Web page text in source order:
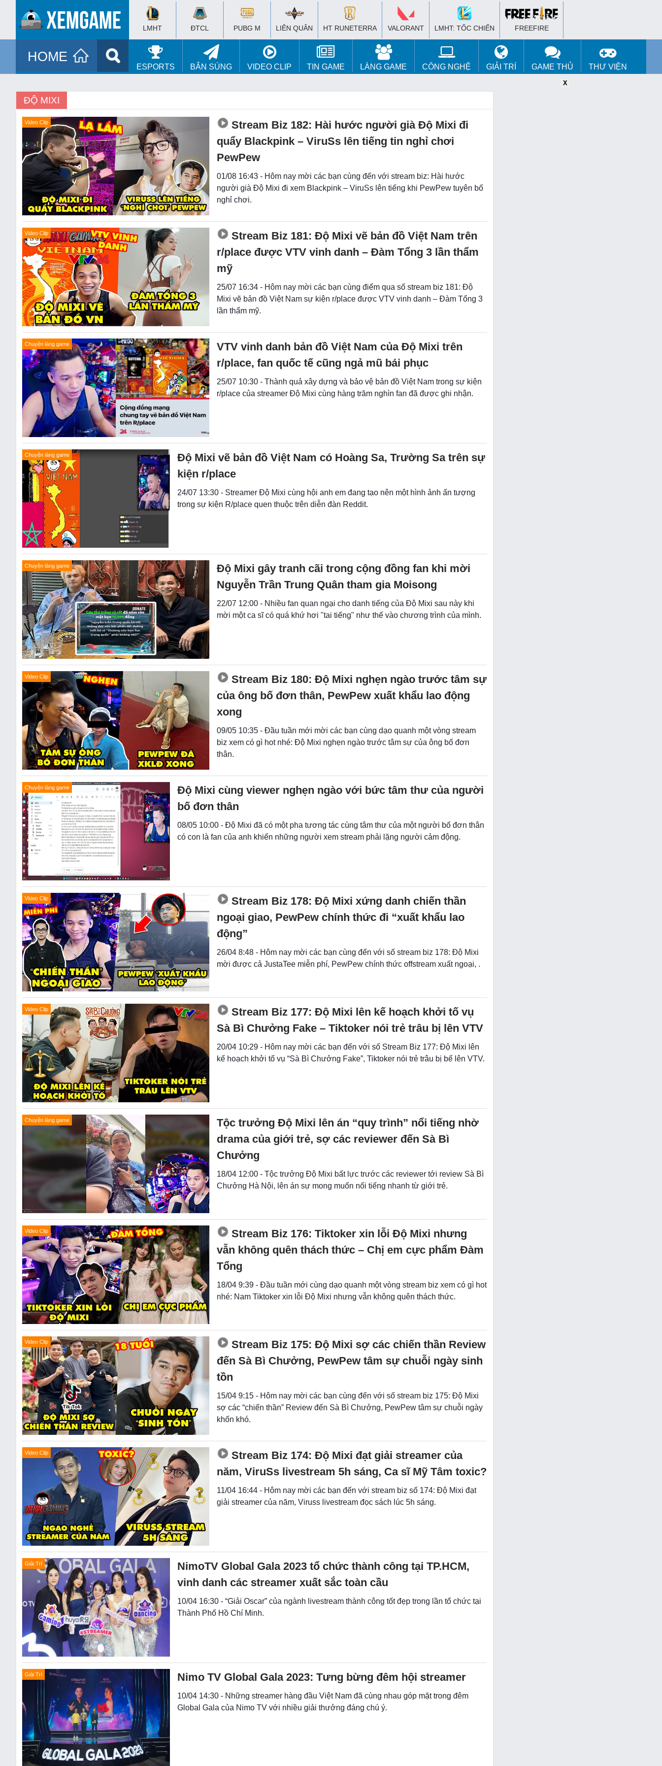
LMHT ĐTCL PUBG M LIÊN QUÂN HT RUNETERRA VALORANT LMHT: TỐC CHIẾN FREEFIRE
HOME
ESPORTS BẮN SÚNG VIDEO CLIP TIN GAME LÀNG GAME CÔNG NGHỆ GIẢI TRÍ GAME THỦ THƯ VIỆN
X
ĐỘ MIXI
Video Clip
Stream Biz 182: Hài hước người già Độ Mixi đi
quẩy Blackpink – ViruSs lên tiếng tin nghỉ chơi
PewPew
01/08 16:43 - Hôm nay mời các bạn cùng đến với stream biz: Hài hước
người già Độ Mixi đi xem Blackpink – ViruSs lên tiếng khi PewPew tuyên bố
nghỉ chơi.
Video Clip
Stream Biz 181: Độ Mixi vẽ bản đồ Việt Nam trên
r/place được VTV vinh danh – Đàm Tổng 3 lần thẩm
mỹ
25/07 16:34 - Hôm nay mời các bạn cùng điểm qua số stream biz 181: Độ
Mixi vẽ bản đồ Việt Nam sự kiện r/place được VTV vinh danh – Đàm Tổng 3
lần thẩm mỹ.
Chuyện làng game
VTV vinh danh bản đồ Việt Nam của Độ Mixi trên
r/place, fan quốc tế cũng ngả mũ bái phục
25/07 10:30 - Thành quả xây dựng và bảo vệ bản đồ Việt Nam trong sự kiện
r/place của streamer Độ Mixi cùng hàng trăm nghìn fan đã được ghi nhận.
Chuyện làng game
Độ Mixi vẽ bản đồ Việt Nam có Hoàng Sa, Trường Sa trên sự
kiện r/place
24/07 13:30 - Streamer Độ Mixi cùng hội anh em đang tạo nên một hình ảnh ấn tượng
trong sự kiện R/place quen thuộc trên diễn đàn Reddit.
Chuyện làng game
Độ Mixi gây tranh cãi trong cộng đồng fan khi mời
Nguyễn Trần Trung Quân tham gia Moisong
22/07 12:00 - Nhiều fan quan ngại cho danh tiếng của Độ Mixi sau này khi
mời một ca sĩ có quá khứ hơi "tai tiếng" như thế vào chương trình của mình.
Video Clip
Stream Biz 180: Độ Mixi nghẹn ngào trước tâm sự
của ông bố đơn thân, PewPew xuất khẩu lao động
xong
09/05 10:35 - Đầu tuần mới mời các bạn cùng dạo quanh một vòng stream
biz xem có gì hot nhé: Độ Mixi nghẹn ngào trước tâm sự của ông bố đơn
thân.
Chuyện làng game
Độ Mixi cùng viewer nghẹn ngào với bức tâm thư của người
bố đơn thân
08/05 10:00 - Độ Mixi đã có một pha tương tác cùng tâm thư của một người bố đơn thân
có con là fan của anh khiến những người xem stream phải lặng người cảm động.
Video Clip
Stream Biz 178: Độ Mixi xứng danh chiến thần
ngoại giao, PewPew chính thức đi “xuất khẩu lao
động”
26/04 8:48 - Hôm nay mời các bạn cùng đến với số stream biz 178: Độ Mixi
mời được cả JustaTee miễn phí, PewPew chính thức offstream xuất ngoại, .
Video Clip
Stream Biz 177: Độ Mixi lên kế hoạch khởi tố vụ
Sà Bì Chưởng Fake – Tiktoker nói trẻ trâu bị lên VTV
20/04 10:29 - Hôm nay mời các bạn đến với số Stream Biz 177: Độ Mixi lên
kế hoạch khởi tố vụ “Sà Bì Chưởng Fake”, Tiktoker nói trẻ trâu bị bế lên VTV.
Chuyện làng game
Tộc trưởng Độ Mixi lên án “quy trình” nổi tiếng nhờ
drama của giới trẻ, sợ các reviewer đến Sà Bì
Chưởng
18/04 12:00 - Tộc trưởng Độ Mixi bất lực trước các reviewer tới review Sà Bì
Chưởng Hà Nội, lên án sự mong muốn nối tiếng nhanh từ giới trẻ.
Video Clip
Stream Biz 176: Tiktoker xin lỗi Độ Mixi nhưng
vẫn không quên thách thức – Chị em cực phẩm Đàm
Tổng
18/04 9:39 - Đầu tuần mới cùng dạo quanh một vòng stream biz xem có gì hot
nhé: Nam Tiktoker xin lỗi Độ Mixi nhưng vẫn không quên thách thức.
Video Clip
Stream Biz 175: Độ Mixi sợ các chiến thần Review
đến Sà Bì Chưởng, PewPew tâm sự chuỗi ngày sinh
tồn
15/04 9:15 - Hôm nay mời các bạn cùng đến với số stream biz 175: Độ Mixi
sợ các “chiến thần” Review đến Sà Bì Chưởng, PewPew tâm sự chuỗi ngày
khốn khó.
Video Clip
Stream Biz 174: Độ Mixi đạt giải streamer của
năm, ViruSs livestream 5h sáng, Ca sĩ Mỹ Tâm toxic?
11/04 16:44 - Hôm nay mời các bạn đến với stream biz số 174: Độ Mixi đạt
giải streamer của năm, Viruss livestream đọc sách lúc 5h sáng.
Giải Trí
NimoTV Global Gala 2023 tổ chức thành công tại TP.HCM,
vinh danh các streamer xuất sắc toàn cầu
10/04 16:30 - “Giải Oscar” của ngành livestream thành công tốt đẹp trong lần tổ chức tại
Thành Phố Hồ Chí Minh.
Giải Trí Nimo TV Global Gala 2023: Tưng bừng đêm hội streamer
10/04 14:30 - Những streamer hàng đầu Việt Nam đã cùng nhau góp mặt trong đêm
Global Gala của Nimo TV với nhiều giải thưởng đáng chú ý.